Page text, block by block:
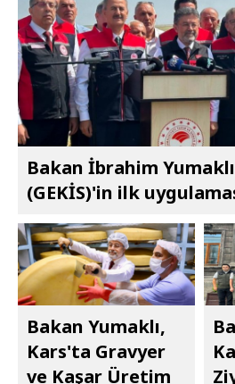
Bakan İbrahim
(GEKİS)'in ilk
Bakan Yumaklı,
Kars'ta Gravyer
ve Kaşar Üretim